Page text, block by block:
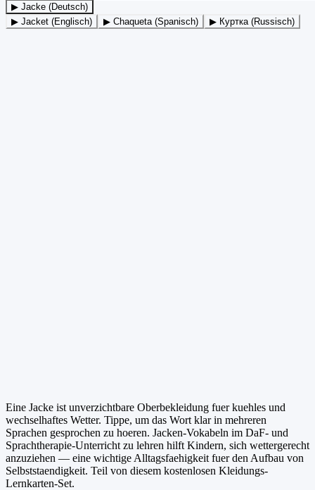
▶ Jacke (Deutsch)
▶ Jacket (Englisch)
▶ Chaqueta (Spanisch) ▶ Куртка (Russisch)
Eine Jacke ist unverzichtbare Oberbekleidung fuer kuehles und
wechselhaftes Wetter. Tippe, um das Wort klar in mehreren
Sprachen gesprochen zu hoeren. Jacken-Vokabeln im DaF- und
Sprachtherapie-Unterricht zu lehren hilft Kindern, sich wettergerecht
anzuziehen — eine wichtige Alltagsfaehigkeit fuer den Aufbau von
Selbststaendigkeit. Teil von diesem kostenlosen Kleidungs-
Lernkarten-Set.